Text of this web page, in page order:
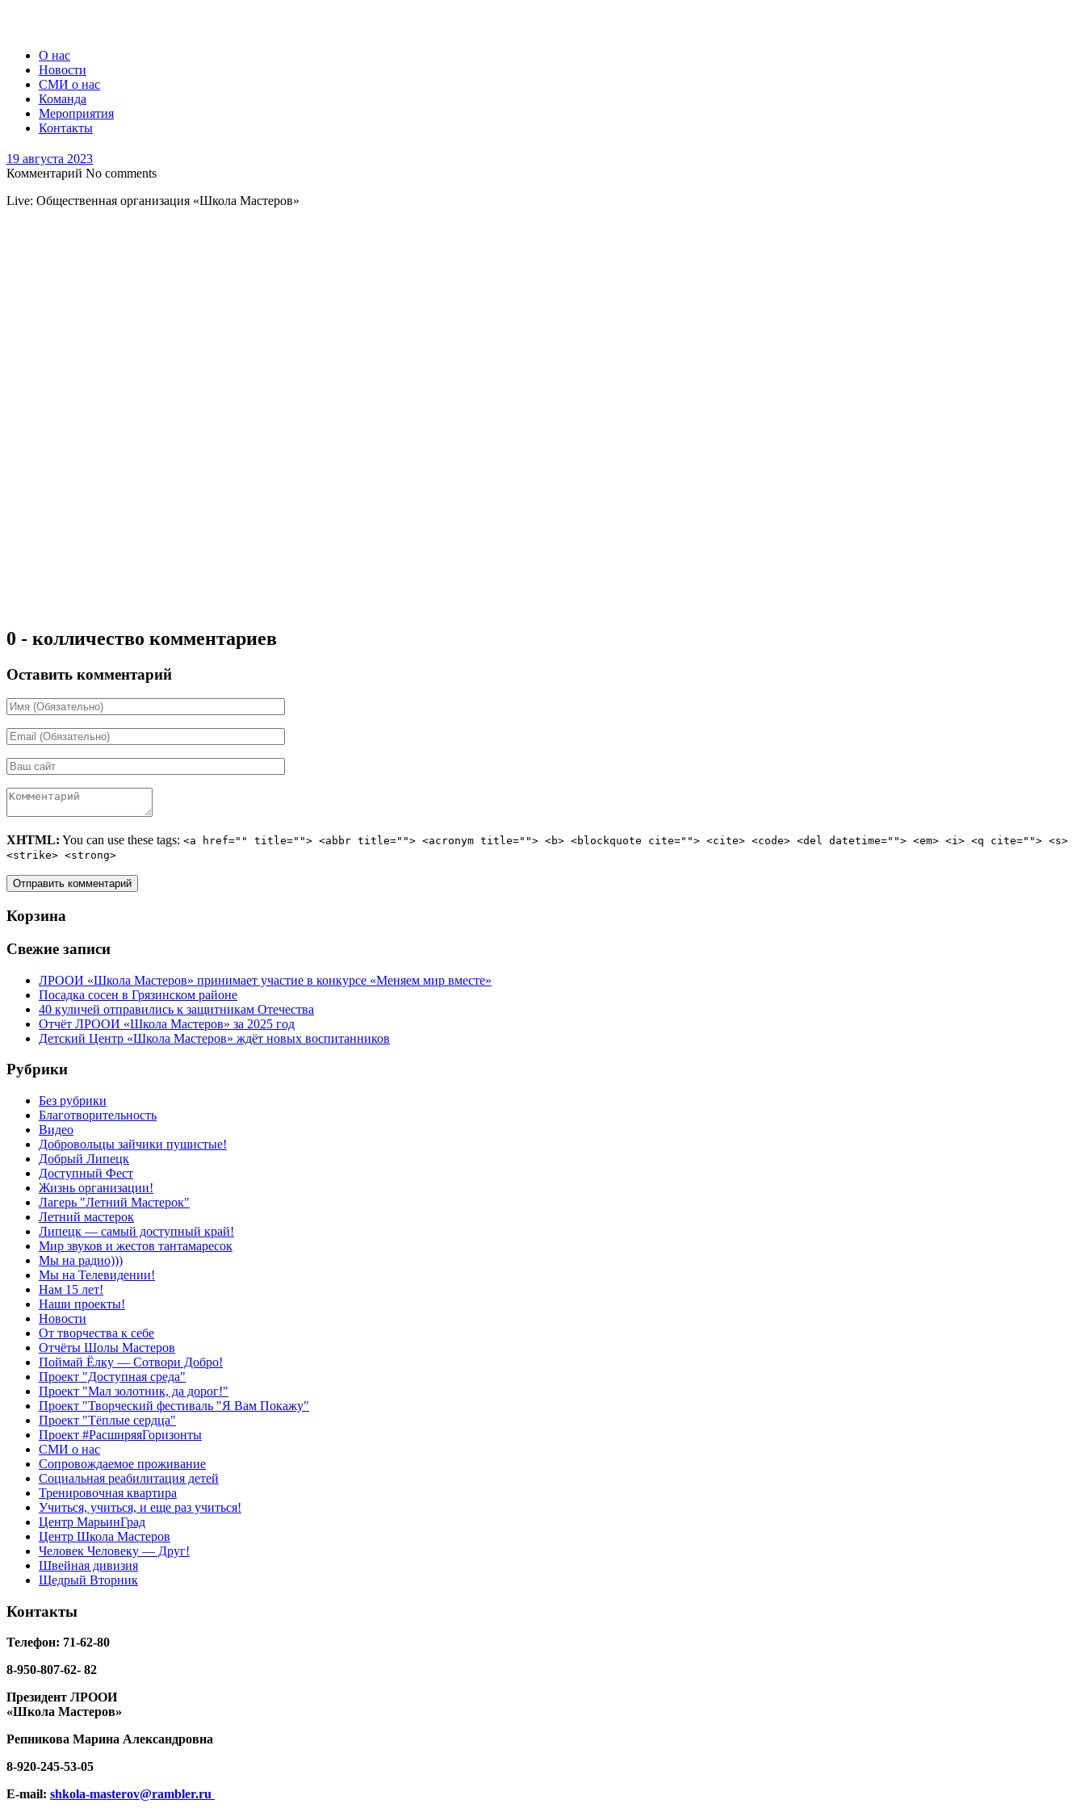
О нас
Новости
СМИ о нас
Команда
Мероприятия
Контакты
19 августа 2023
Комментарий No comments
Live: Общественная организация «Школа Мастеров»
0 - колличество комментариев
Оставить комментарий
XHTML: You can use these tags: <a href="" title=""> <abbr title=""> <acronym title=""> <b> <blockquote cite=""> <cite> <code> <del datetime=""> <em> <i> <q cite=""> <s>
<strike> <strong>
Корзина
Свежие записи
ЛРООИ «Школа Мастеров» принимает участие в конкурсе «Меняем мир вместе»
Посадка сосен в Грязинском районе
40 куличей отправились к защитникам Отечества
Отчёт ЛРООИ «Школа Мастеров» за 2025 год
Детский Центр «Школа Мастеров» ждёт новых воспитанников
Рубрики
Без рубрики
Благотворительность
Видео
Добровольцы зайчики пушистые!
Добрый Липецк
Доступный Фест
Жизнь организации!
Лагерь "Летний Мастерок"
Летний мастерок
Липецк — самый доступный край!
Мир звуков и жестов тантамаресок
Мы на радио)))
Мы на Телевидении!
Нам 15 лет!
Наши проекты!
Новости
От творчества к себе
Отчёты Шолы Мастеров
Поймай Ёлку — Сотвори Добро!
Проект "Доступная среда"
Проект "Мал золотник, да дорог!"
Проект "Творческий фестиваль "Я Вам Покажу"
Проект "Тёплые сердца"
Проект #РасширяяГоризонты
СМИ о нас
Сопровождаемое проживание
Социальная реабилитация детей
Тренировочная квартира
Учиться, учиться, и еще раз учиться!
Центр МарьинГрад
Центр Школа Мастеров
Человек Человеку — Друг!
Швейная дивизия
Щедрый Вторник
Контакты
Телефон: 71-62-80
8-950-807-62- 82
Президент ЛРООИ
«Школа Мастеров»
Репникова Марина Александровна
8-920-245-53-05
E-mail: shkola-masterov@rambler.ru